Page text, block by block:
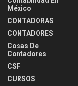
México
CONTADORAS
CONTADORES
Cosas De
Contadores
CSF
CURSOS